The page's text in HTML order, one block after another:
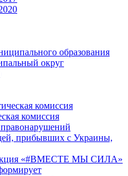
образования
округ
комиссия
комиссия
прибывших с Украины,
акция «#ВМЕСТЕ МЫ СИЛА»